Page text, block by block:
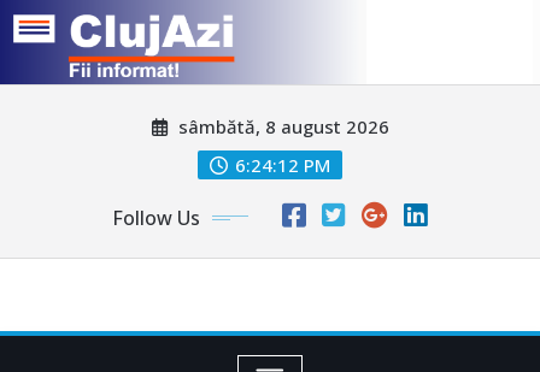
sâmbătă, 8 august 2026
6:24:15 PM
Follow Us